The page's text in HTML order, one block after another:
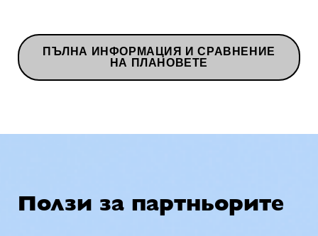
ПЪЛНА ИНФОРМАЦИЯ И СРАВНЕНИЕ
НА ПЛАНОВЕТЕ
Ползи за партньорите